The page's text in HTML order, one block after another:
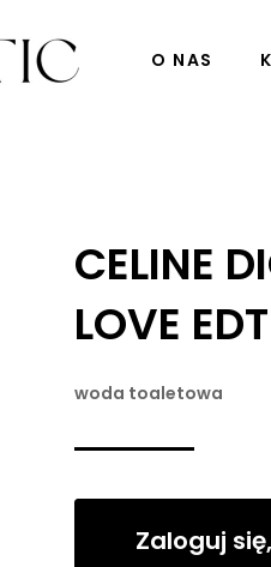
O NAS
CELINE
LOVE
woda toaletowa
Zaloguj